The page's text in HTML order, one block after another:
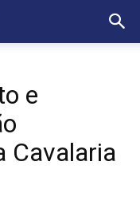
e
Cavalaria